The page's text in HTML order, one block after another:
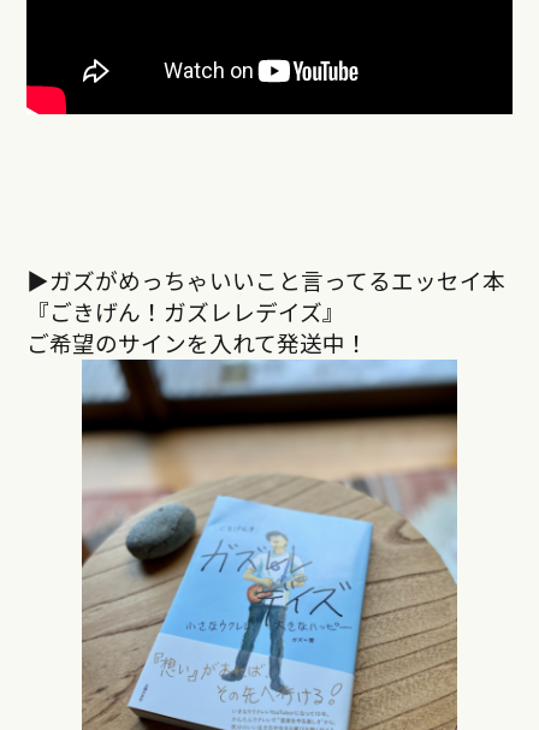
▶︎ガズがめっちゃいいこと言ってるエッセイ本
『ごきげん！ガズレレデイズ』
ご希望のサインを入れて発送中！